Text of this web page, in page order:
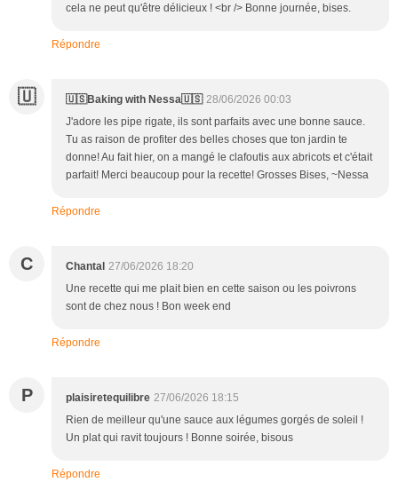
cela ne peut qu'être délicieux ! <br /> Bonne journée, bises.
Répondre
🇺 🇺🇸Baking with Nessa🇺🇸 28/06/2026 00:03
J'adore les pipe rigate, ils sont parfaits avec une bonne sauce.
Tu as raison de profiter des belles choses que ton jardin te
donne! Au fait hier, on a mangé le clafoutis aux abricots et c'était
parfait! Merci beaucoup pour la recette! Grosses Bises, ~Nessa
Répondre
C Chantal 27/06/2026 18:20
Une recette qui me plait bien en cette saison ou les poivrons
sont de chez nous ! Bon week end
Répondre
P plaisiretequilibre 27/06/2026 18:15
Rien de meilleur qu'une sauce aux légumes gorgés de soleil !
Un plat qui ravit toujours ! Bonne soirée, bisous
Répondre